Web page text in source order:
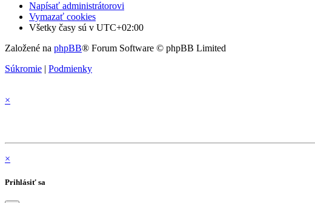
Napísať administrátorovi
Vymazať cookies
Všetky časy sú v UTC+02:00
Založené na phpBB® Forum Software © phpBB Limited
Súkromie | Podmienky
×
×
Prihlásiť sa